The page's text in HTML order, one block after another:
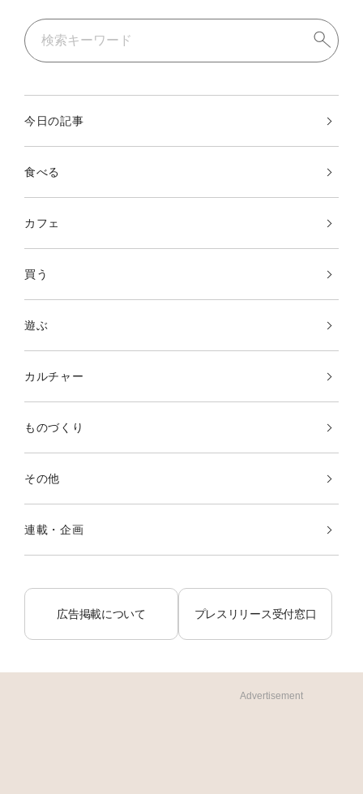
今日の記事
食べる
カフェ
買う
遊ぶ
カルチャー
ものづくり
その他
連載・企画
広告掲載について プレスリリース受付窓口
Advertisement